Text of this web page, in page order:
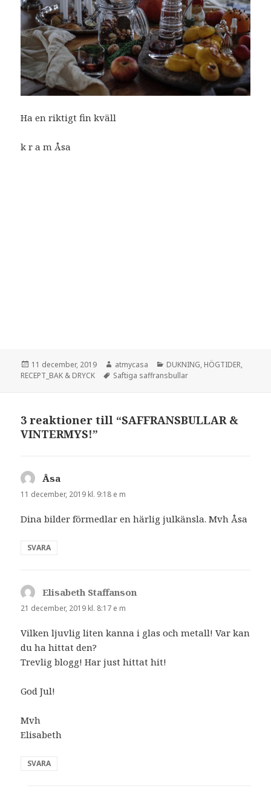
Ha en riktigt fin kväll
k r a m Åsa
Postat
11 december, 2019 Författare
atmycasa Kategorier
DUKNING, HÖGTIDER,
RECEPT_BAK & DRYCK
Taggar
Saftiga saffransbullar
3 reaktioner till “SAFFRANSBULLAR &
VINTERMYS!”
Åsa
11 december, 2019 kl. 9:18 e m
Dina bilder förmedlar en härlig julkänsla. Mvh Åsa
SVARA
Elisabeth Staffanson
21 december, 2019 kl. 8:17 e m
Vilken ljuvlig liten kanna i glas och metall! Var kan
du ha hittat den?
Trevlig blogg! Har just hittat hit!
God Jul!
Mvh
Elisabeth
SVARA